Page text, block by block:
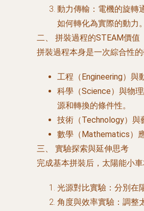
動力傳輸 ：電機的旋
如何轉化為實際的動力。
二、 拼裝過程的STEAM價值
拼裝過程本身是一次綜合性的
工程（Engineering）與
科學（Science）與物
源和轉換的條件性。
技術（Technology）與
數學（Mathematics）
三、 實驗探索與延伸思考
完成基本拼裝后，太陽能小
光源對比實驗 ：分別在
角度與效率實驗 ：調整